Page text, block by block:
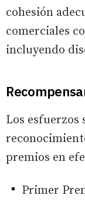
cohesión
comerciales
incluyendo
Los esfuerzos
premios en
Primer